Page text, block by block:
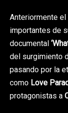
Anteriormente
importantes de
documental
del surgimiento
pasando por la
como Love
protagonistas a